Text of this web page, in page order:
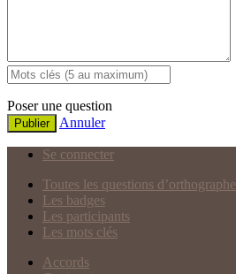
Poser une question
Publier Annuler
Se connecter
Toutes les questions d’orthographe
Les badges
Les participants
Les mots clés
Accords